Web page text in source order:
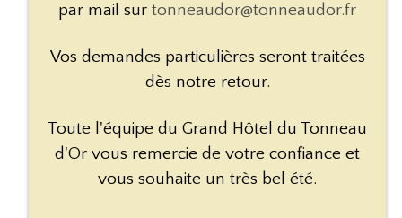
par mail sur tonneaudor@tonneaudor.fr
Vos demandes particulières seront traitées
dès notre retour.
Toute l'équipe du Grand Hôtel du Tonneau
d'Or vous remercie de votre confiance et
vous souhaite un très bel été.